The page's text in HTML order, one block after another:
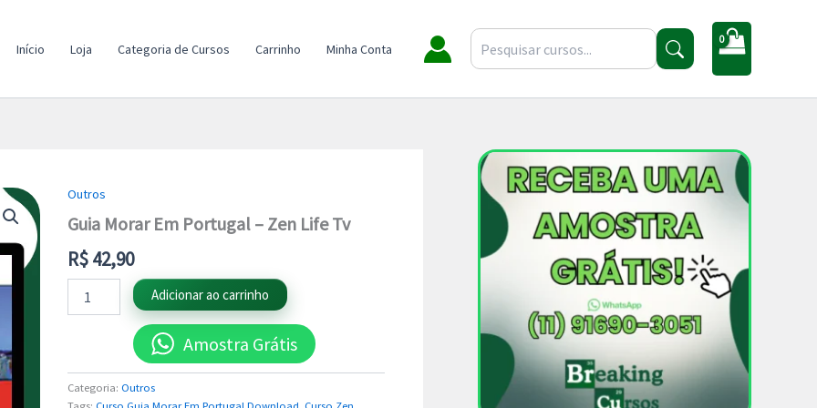
Início Loja Categoria de Cursos Carrinho Minha Conta
Outros
Guia Morar Em Portugal – Zen Life Tv
R$42,90
Guia
Morar
Em
Portugal
-
Life
Adicionar ao carrinho
Amostra Grátis
Categoria: Outros